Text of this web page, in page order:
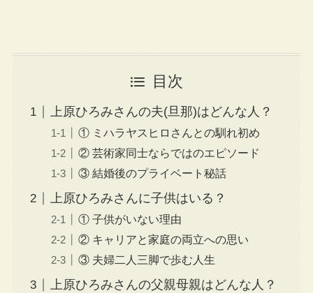
目次
上原ひろみさんの夫(旦那)はどんな人？
① ミハラヤスヒロさんとの馴れ初め
② 芸術家同士ならではのエピソード
③ 結婚後のプライベート秘話
上原ひろみさんに子供はいる？
① 子供がいない理由
② キャリアと家庭の両立への思い
③ 夫婦二人三脚で歩む人生
上原ひろみさんの父親母親はどんな人？